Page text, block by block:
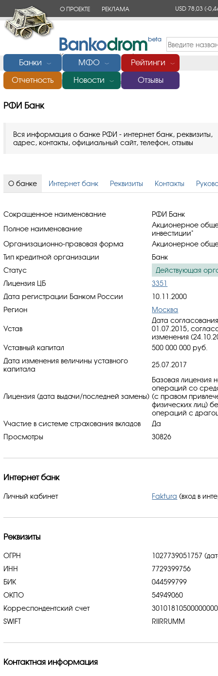
О ПРОЕКТЕ РЕКЛАМА USD 78,03(-
Банки ﹀ МФО ﹀ Рейтинги ﹀
Отчетность Новости ﹀ Отзывы
Главная/Банки России/РФИ Банк
РФИ Банк
Вся информация о банке РФИ - интернет банк, реквизиты,
адрес, контакты, официальный сайт, телефон, отзывы
О банке Интернет банк Реквизиты Контакты
Сокращенное наименование
РФИ Банк
Полное наименование
Акционерное
инвестиции"
Организационно-правовая форма
Акционерное
Тип кредитной организации
Банк
Статус
Действующая
Лицензия ЦБ
3351
Дата регистрации Банком России
10.11.2000
Регион
Москва
Устав
Дата
01.07.2015,
изменения
Уставный капитал
500 000 000 руб.
Дата изменения величины уставного
капитала
25.07.2017
Лицензия (дата выдачи/последней замены)
Базовая лицензия
операций со
(с правом
физических лиц)
операций с
Участие в системе страхования вкладов
Да
Просмотры
30826
Интернет банк
Личный кабинет Faktura (вход в
Реквизиты
ОГРН
1027739051757
ИНН
7729399756
БИК
044599799
ОКПО
54949060
Корреспондентский счет
SWIFT
RIIRRUMM
Контактная информация